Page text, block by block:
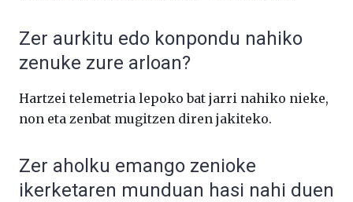
Zer aurkitu edo konpondu nahiko
zenuke zure arloan?
Hartzei telemetria lepoko bat jarri nahiko nieke,
non eta zenbat mugitzen diren jakiteko.
Zer aholku emango zenioke
ikerketaren munduan hasi nahi duen